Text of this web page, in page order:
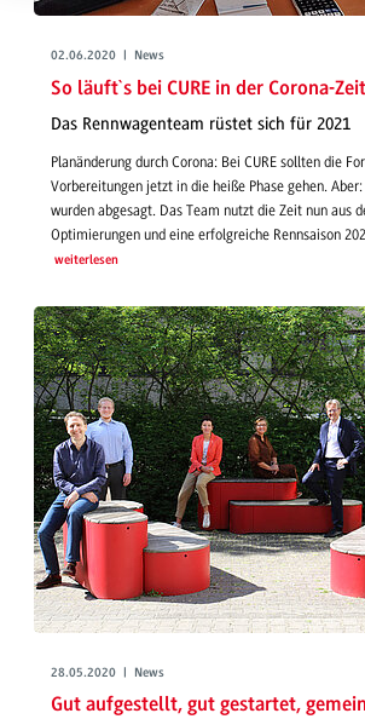
02.06.2020 | News
So läuft`s bei CURE in der Corona-Zeit
Das Rennwagenteam rüstet sich für 2021
Planänderung durch Corona: Bei CURE sollten die
Vorbereitungen jetzt in die heiße Phase gehen.
wurden abgesagt. Das Team nutzt die Zeit nun aus
Optimierungen und eine erfolgreiche Rennsaison
weiterlesen
28.05.2020 | News
Gut aufgestellt, gut gestartet,